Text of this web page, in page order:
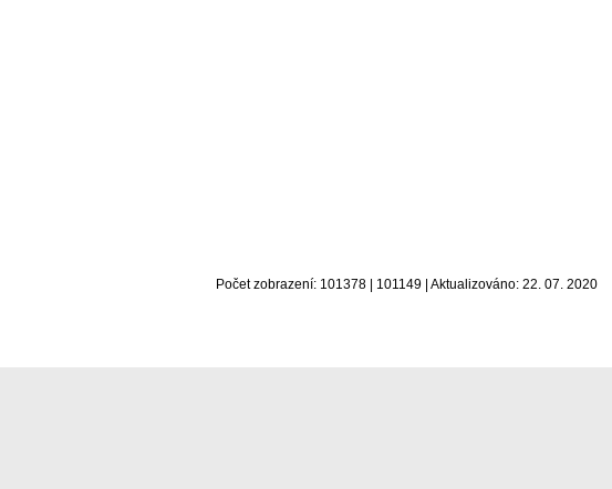
Počet zobrazení: 101378 | 101149 | Aktualizováno: 22. 07. 2020